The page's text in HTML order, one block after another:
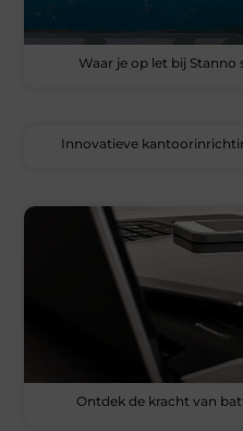
Waar je op let bij
Innovatieve
Ontdek de kracht van